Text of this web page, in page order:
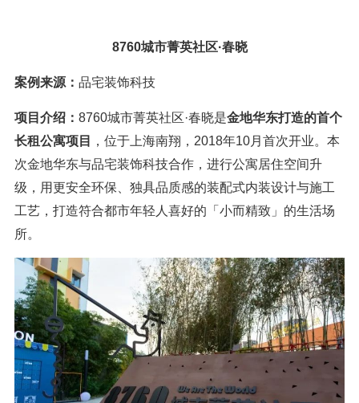
8760城市菁英社区·春晓
案例来源： 品宅装饰科技
项目介绍： 8760城市菁英社区·春晓是金地华东打造的首个
长租公寓项目
，位于上海南翔，2018年10月首次开业。本
次金地华东与品宅装饰科技合作，进行公寓居住空间升
级，用更安全环保、独具品质感的装配式内装设计与施工
工艺，打造符合都市年轻人喜好的「小而精致」的生活场
所。